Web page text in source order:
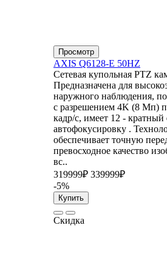
Просмотр
AXIS Q6128-E 50HZ
Сетевая купольная PTZ
Предназначена для
наружного наблюдения,
с разрешением 4K (8 Мп)
кадр/с, имеет 12 -
автофокусировку .
обеспечивает точную
превосходное качество
вс..
319999₽ 339999₽
-5%
Купить
Скидка